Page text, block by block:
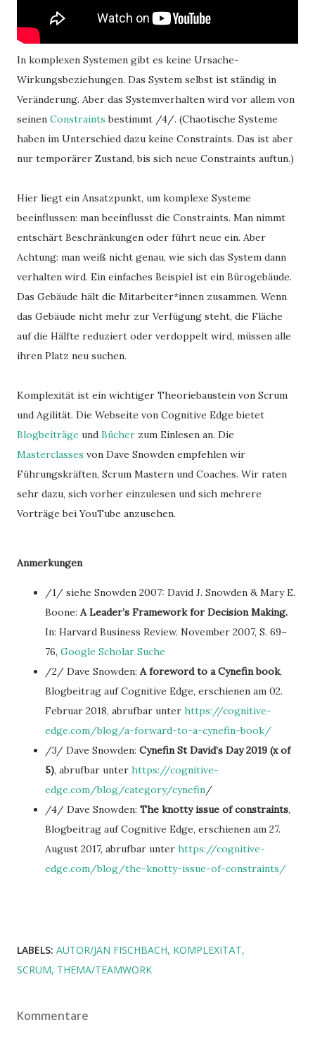
In komplexen Systemen gibt es keine Ursache-
Wirkungsbeziehungen. Das System selbst ist ständig in
Veränderung. Aber das Systemverhalten wird vor allem von
seinen Constraints bestimmt /4/. (Chaotische Systeme
haben im Unterschied dazu keine Constraints. Das ist aber
nur temporärer Zustand, bis sich neue Constraints auftun.)
Hier liegt ein Ansatzpunkt, um komplexe Systeme
beeinflussen: man beeinflusst die Constraints. Man nimmt
entschärt Beschränkungen oder führt neue ein. Aber
Achtung: man weiß nicht genau, wie sich das System dann
verhalten wird. Ein einfaches Beispiel ist ein Bürogebäude.
Das Gebäude hält die Mitarbeiter*innen zusammen. Wenn
das Gebäude nicht mehr zur Verfügung steht, die Fläche
auf die Hälfte reduziert oder verdoppelt wird, müssen alle
ihren Platz neu suchen.
Komplexität ist ein wichtiger Theoriebaustein von Scrum
und Agilität. Die Webseite von Cognitive Edge bietet
Blogbeiträge und Bücher zum Einlesen an. Die
Masterclasses von Dave Snowden empfehlen wir
Führungskräften, Scrum Mastern und Coaches. Wir raten
sehr dazu, sich vorher einzulesen und sich mehrere
Vorträge bei YouTube anzusehen.
Anmerkungen
/1/ siehe Snowden 2007: David J. Snowden & Mary E.
Boone: A Leader’s Framework for Decision Making.
In: Harvard Business Review. November 2007, S. 69–
76, Google Scholar Suche
/2/ Dave Snowden: A foreword to a Cynefin book,
Blogbeitrag auf Cognitive Edge, erschienen am 02.
Februar 2018, abrufbar unter https://cognitive-
edge.com/blog/a-forward-to-a-cynefin-book/
/3/ Dave Snowden: Cynefin St David’s Day 2019 (x of
5), abrufbar unter https://cognitive-
edge.com/blog/category/cynefin/
/4/ Dave Snowden: The knotty issue of constraints,
Blogbeitrag auf Cognitive Edge, erschienen am 27.
August 2017, abrufbar unter https://cognitive-
edge.com/blog/the-knotty-issue-of-constraints/
LABELS: AUTOR/JAN FISCHBACH KOMPLEXITÄT
SCRUM THEMA/TEAMWORK
Kommentare